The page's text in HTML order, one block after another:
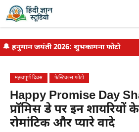
Skip
🔔 हनुमान जयंती 2026: शुभकामना फोटो
महत्वपूर्ण दिवस फेस्टिवल्स फोटो
Happy Promise Day
प्रॉमिस डे पर इन शायरियों
रोमांटिक और प्यारे वादे